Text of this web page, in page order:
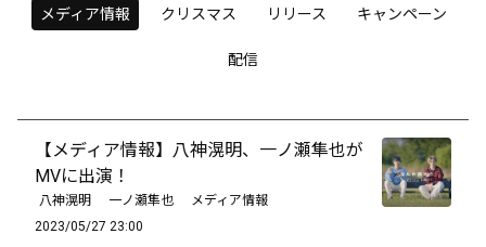
メディア情報 クリスマス リリース キャンペーン
配信
【メディア情報】八神滉明、一ノ瀬隼也が
MVに出演！
八神滉明 一ノ瀬隼也
メディア情報
2023/05/27 23:00